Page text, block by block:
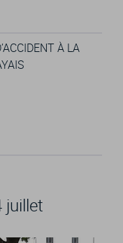
À LA
juillet